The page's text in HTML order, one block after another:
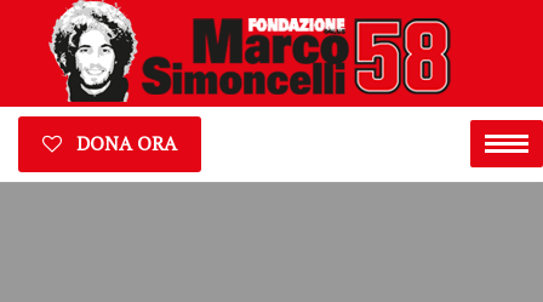
DONA ORA